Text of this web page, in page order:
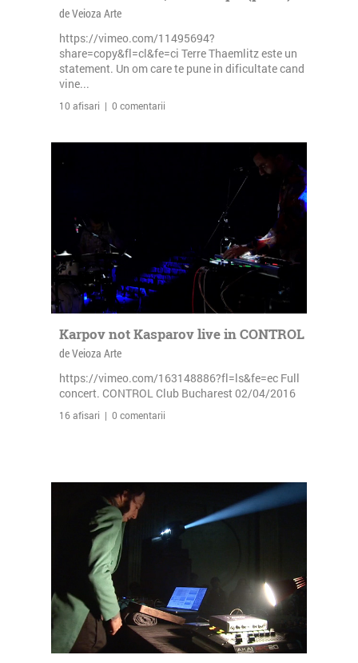
de Veioza Arte
https://vimeo.com/11495694?
share=copy&fl=cl&fe=ci Terre Thaemlitz este un
statement. Un om care te pune in dificultate cand
vine...
10 afisari | 0 comentarii
Karpov not Kasparov live in CONTROL
de Veioza Arte
https://vimeo.com/163148886?fl=ls&fe=ec Full
concert. CONTROL Club Bucharest 02/04/2016
16 afisari | 0 comentarii